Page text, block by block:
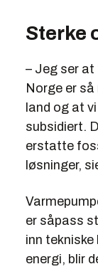
Sterke
– Jeg ser
Norge er så
land og at
subsidiert.
erstatte
løsninger,
er såpass
inn
energi, blir